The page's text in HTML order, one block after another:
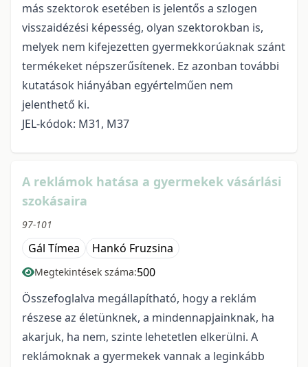
más szektorok esetében is jelentős a szlogen
visszaidézési képesség, olyan szektorokban is,
melyek nem kifejezetten gyermekkorúaknak szánt
termékeket népszerűsítenek. Ez azonban további
kutatások hiányában egyértelműen nem
jelenthető ki.
JEL-kódok: M31, M37
A reklámok hatása a gyermekek vásárlási
szokásaira
97-101
Gál Tímea Hankó Fruzsina
Megtekintések száma:500
Összefoglalva megállapítható, hogy a reklám
részese az életünknek, a mindennapjainknak, ha
akarjuk, ha nem, szinte lehetetlen elkerülni. A
reklámoknak a gyermekek vannak a leginkább